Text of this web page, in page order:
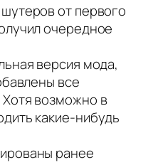
от первого
очередное
версия мода,
все
возможно в
какие-нибудь
ранее